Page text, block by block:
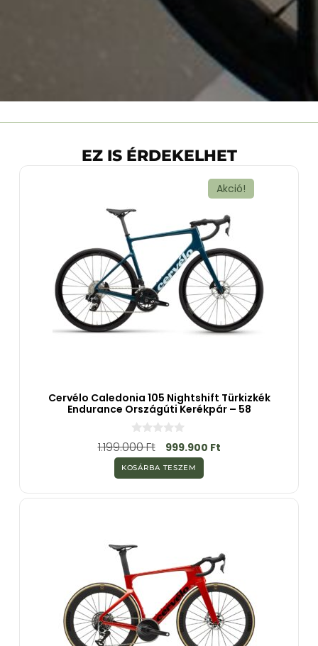
EZ IS ÉRDEKELHET
Akció!
Cervélo Caledonia 105 Nightshift Türkizkék
Endurance Országúti Kerékpár – 58
0
a
5
-
b
ő
1.199.000Ft 999.900 Ft
KOSÁRBA TESZEM